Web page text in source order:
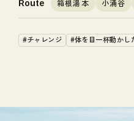
Route 箱根湯本 小涌谷
#チャレンジ #体を目一杯動かし